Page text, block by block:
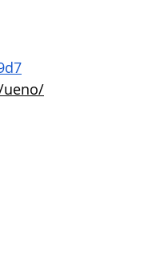
ueno/